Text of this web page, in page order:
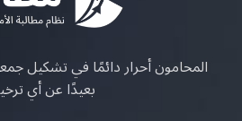
المحامون أحرار دائمًا في تشكيل
بعيدًا عن أي